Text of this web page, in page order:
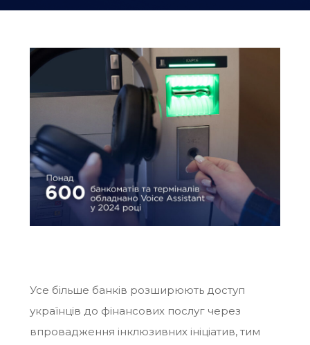
Усе більше банків розширюють доступ
українців до фінансових послуг через
впровадження інклюзивних ініціатив, тим